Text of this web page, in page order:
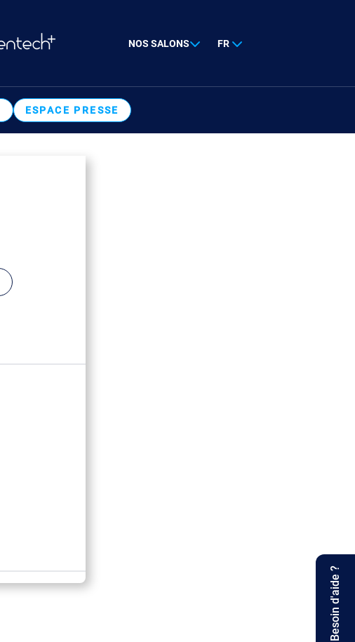
NOS SALONS FR
ESPACE PRESSE
Besoin d'aide ?